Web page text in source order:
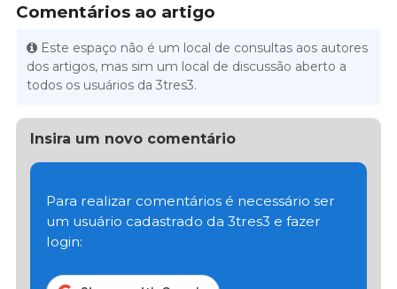
Comentários ao artigo
Este espaço não é um local de consultas aos autores
dos artigos, mas sim um local de discussão aberto a
todos os usuários da 3tres3.
Insira um novo comentário
Para realizar comentários é necessário ser
um usuário cadastrado da 3tres3 e fazer
login: